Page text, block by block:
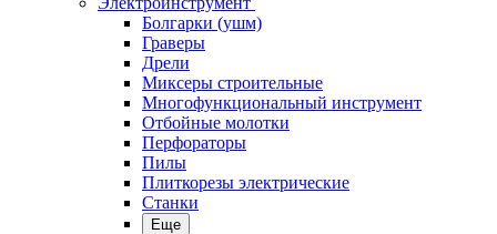
Болгарки (ушм)
Граверы
Дрели
Миксеры строительные
Многофункциональный инструмент
Отбойные молотки
Перфораторы
Пилы
Плиткорезы электрические
Станки
Еще